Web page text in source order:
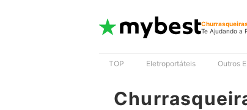
Te Ajudando a
TOP Eletroportáteis Outros